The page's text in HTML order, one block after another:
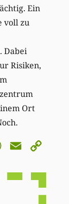
Ein
voll zu
Dabei
Risiken,
Ort
Email